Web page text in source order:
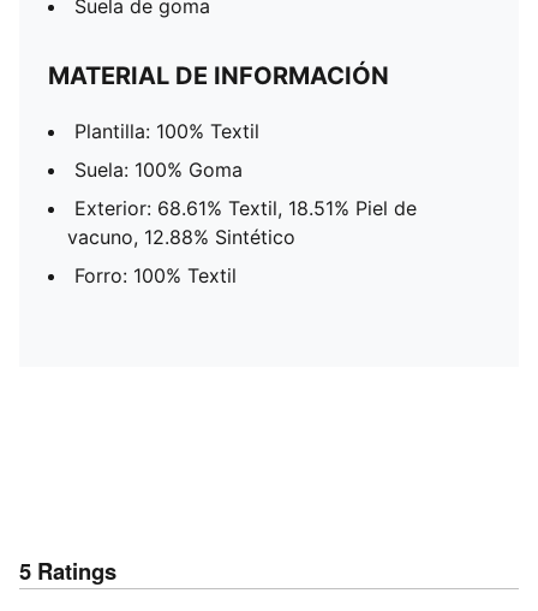
Suela de goma
MATERIAL DE INFORMACIÓN
Plantilla: 100% Textil
Suela: 100% Goma
Exterior: 68.61% Textil, 18.51% Piel de
vacuno, 12.88% Sintético
Forro: 100% Textil
5 Ratings